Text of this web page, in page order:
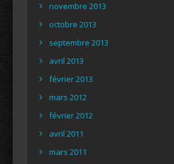
novembre 2013
octobre 2013
septembre 2013
avril 2013
février 2013
mars 2012
février 2012
avril 2011
mars 2011